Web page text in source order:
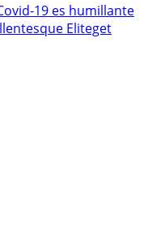
19 es humillante
Eliteget